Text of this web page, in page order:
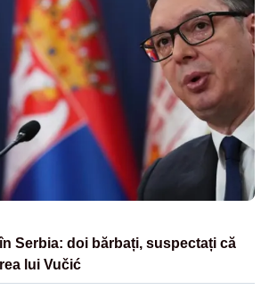
Serbia: doi bărbați, suspectați că
lui Vučić